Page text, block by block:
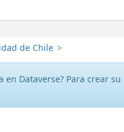
de Chile >
en Dataverse? Para crear